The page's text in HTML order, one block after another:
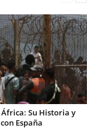
África: Su Historia y
España